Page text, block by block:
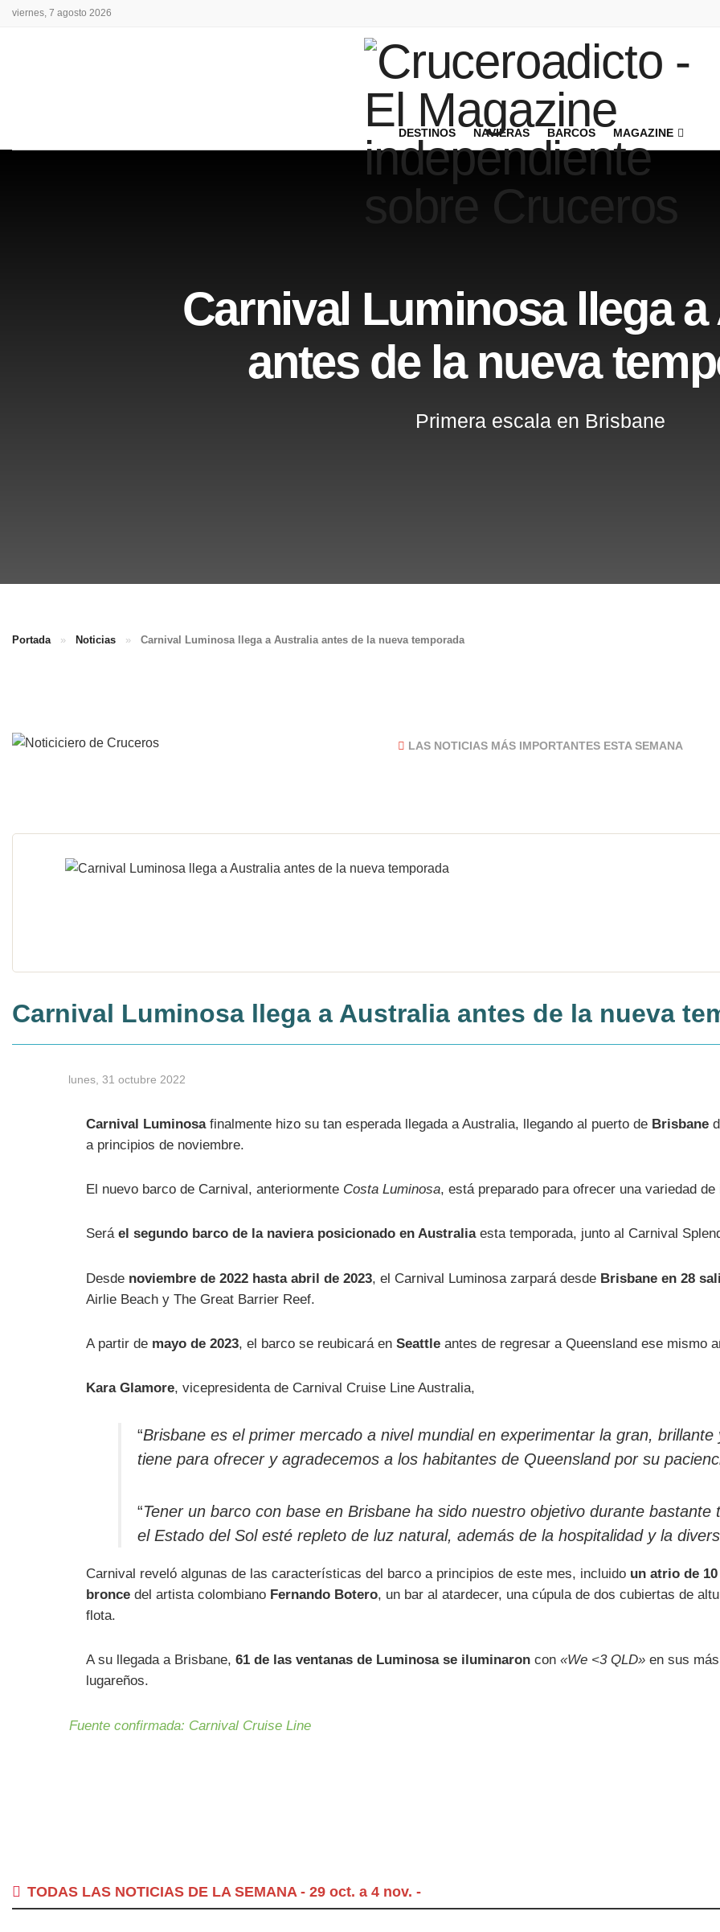
viernes, 7 agosto 2026
DESTINOS NAVIERAS BARCOS MAGAZINE
Carnival Luminosa llega
antes de la nueva
Primera escala en Brisbane
Portada » Noticias » Carnival Luminosa llega a Australia antes de la nueva temporada
LAS NOTICIAS MÁS IMPORTANTES ESTA SEMANA
Carnival Luminosa llega a Australia antes de la nueva
lunes, 31 octubre 2022
Carnival Luminosafinalmente hizo su tan esperada llegada a Australia, llegando al puerto de Brisbane
a principios de noviembre.
El nuevo barco de Carnival, anteriormente Costa Luminosa, está preparado para ofrecer una variedad
Será el segundo barco de la naviera posicionado en Australiaesta temporada, junto al Carnival
Desde noviembre de 2022 hasta abril de 2023, el Carnival Luminosa zarpará desde Brisbane en 28
Airlie Beach y The Great Barrier Reef.
A partir de mayo de 2023, el barco se reubicará en Seattleantes de regresar a Queensland ese mismo
Kara Glamore, vicepresidenta de Carnival Cruise Line Australia,
“Brisbane es el primer mercado a nivel mundial en experimentar la gran,
tiene para ofrecer y agradecemos a los habitantes de Queensland por su
“Tener un barco con base en Brisbane ha sido nuestro objetivo durante
el Estado del Sol esté repleto de luz natural, además de la hospitalidad y la
Carnival reveló algunas de las características del barco a principios de este mes, incluido un atrio de
broncedel artista colombiano Fernando Botero, un bar al atardecer, una cúpula de dos cubiertas de
flota.
A su llegada a Brisbane, 61 de las ventanas de Luminosa se iluminaroncon «We <3 QLD»en sus más
lugareños.
Fuente confirmada: Carnival Cruise Line
TODAS LAS NOTICIAS DE LA SEMANA - 29 oct. a 4 nov. -